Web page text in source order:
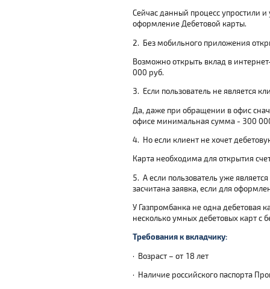
Сейчас данный процесс упростили
оформление Дебетовой карты.
2. Без мобильного приложения
Возможно открыть вклад в
000 руб.
3. Если пользователь не является
Да, даже при обращении в офис
офисе минимальная сумма - 300
4. Но если клиент не хочет
Карта необходима для открытия
5. А если пользователь уже
засчитана заявка, если для
У Газпромбанка не одна дебетовая
несколько умных дебетовых карт с
Требования к вкладчику:
· Возраст – от 18 лет
· Наличие российского паспорта